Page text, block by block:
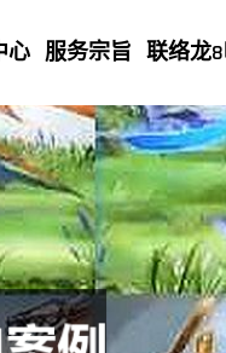
心 服务宗旨 联络龙